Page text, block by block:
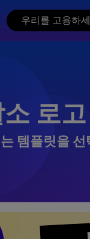
우리를 고용하
로고
템플릿을